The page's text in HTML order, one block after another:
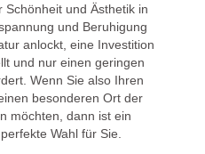
Schönheit und Ästhetik in
und Beruhigung
anlockt, eine Investition
und nur einen geringen
Wenn Sie also Ihren
besonderen Ort der
möchten, dann ist ein
Wahl für Sie.